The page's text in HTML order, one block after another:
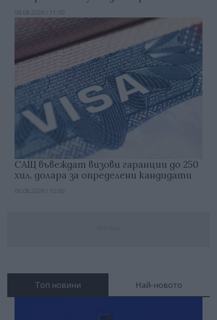
06.08.2026 / 11:00
САЩ въвеждат визови гаранции до 250
хил. долара за определени кандидати
06.08.2026 / 10:00
Топ новини Най-новото